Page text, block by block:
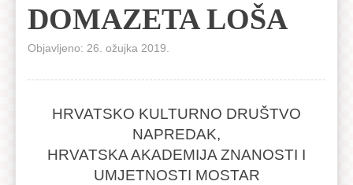
DOMAZETA LOŠA
Objavljeno: 26. ožujka 2019.
HRVATSKO KULTURNO DRUŠTVO
NAPREDAK,
HRVATSKA AKADEMIJA ZNANOSTI I
UMJETNOSTI MOSTAR